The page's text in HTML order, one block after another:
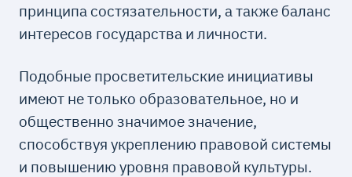
принципа состязательности, а также баланс
интересов государства и личности.
Подобные просветительские инициативы
имеют не только образовательное, но и
общественно значимое значение,
способствуя укреплению правовой системы
и повышению уровня правовой культуры.